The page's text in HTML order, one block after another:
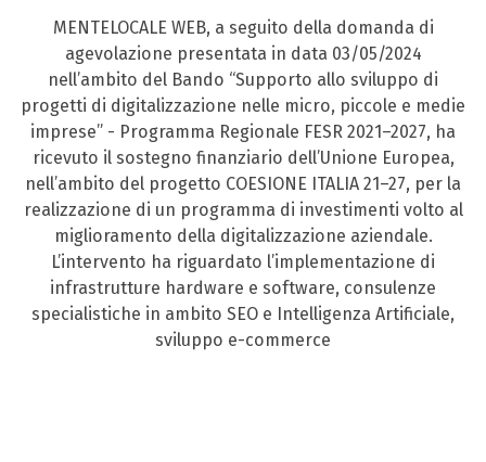
MENTELOCALE WEB, a seguito della domanda di
agevolazione presentata in data 03/05/2024
nell’ambito del Bando “Supporto allo sviluppo di
progetti di digitalizzazione nelle micro, piccole e medie
imprese” - Programma Regionale FESR 2021–2027, ha
ricevuto il sostegno finanziario dell’Unione Europea,
nell’ambito del progetto COESIONE ITALIA 21–27, per la
realizzazione di un programma di investimenti volto al
miglioramento della digitalizzazione aziendale.
L’intervento ha riguardato l’implementazione di
infrastrutture hardware e software, consulenze
specialistiche in ambito SEO e Intelligenza Artificiale,
sviluppo e-commerce